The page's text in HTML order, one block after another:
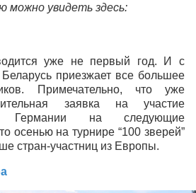
можно увидеть здесь:
уже не первый год. И с
приезжает все большее
Примечательно, что уже
заявка на участие
Германии на следующие
осенью на турнире “100 зверей”
стран-участниц из Европы.